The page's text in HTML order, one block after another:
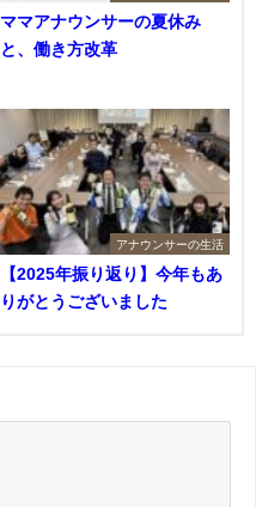
ママアナウンサーの夏休み
と、働き方改革
アナウンサーの生活
【2025年振り返り】今年もあ
りがとうございました